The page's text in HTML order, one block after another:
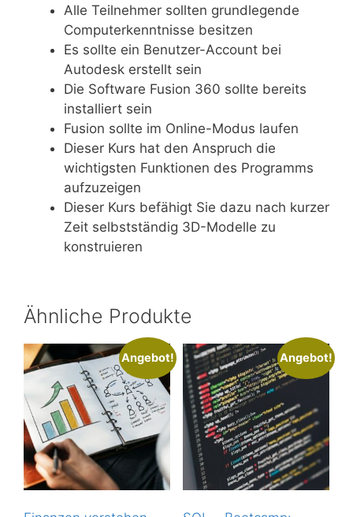
Alle Teilnehmer sollten grundlegende
Computerkenntnisse besitzen
Es sollte ein Benutzer-Account bei
Autodesk erstellt sein
Die Software Fusion 360 sollte bereits
installiert sein
Fusion sollte im Online-Modus laufen
Dieser Kurs hat den Anspruch die
wichtigsten Funktionen des Programms
aufzuzeigen
Dieser Kurs befähigt Sie dazu nach kurzer
Zeit selbstständig 3D-Modelle zu
konstruieren
Ähnliche Produkte
Angebot! Angebot!